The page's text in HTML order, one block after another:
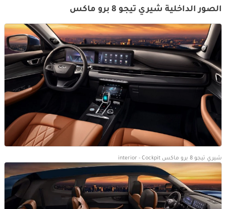
الصور الداخلية شيري تيجو 8 برو ماكس
شيري تيجو 8 برو ماكس interior - Cockpit